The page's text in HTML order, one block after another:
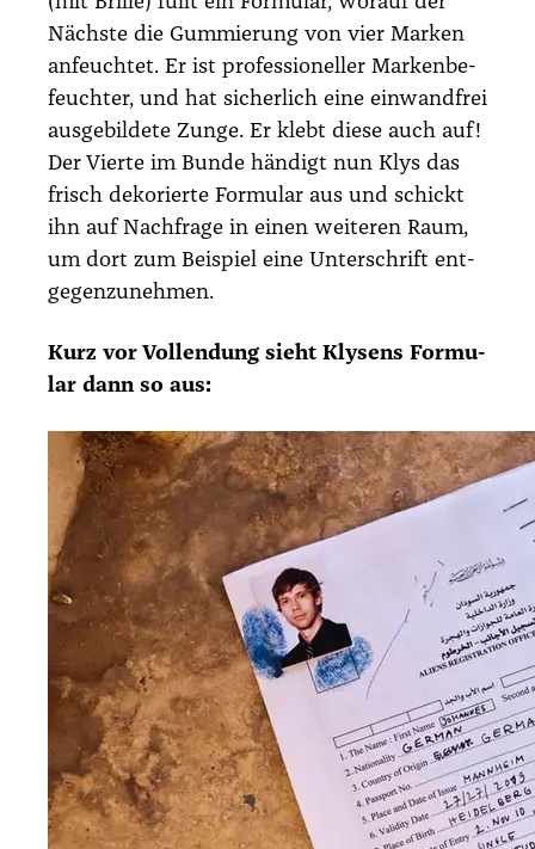
Nächs­te die Gum­mie­rung von vier Mar­ken
anfeuch­tet. Er ist pro­fes­sio­nel­ler Mar­ken­be­
feuch­ter, und hat sicher­lich eine ein­wand­frei
aus­ge­bil­de­te Zun­ge. Er klebt die­se auch auf!
Der Vier­te im Bun­de hän­digt nun Klys das
frisch deko­rier­te For­mu­lar aus und schickt
ihn auf Nach­fra­ge in einen wei­te­ren Raum,
um dort zum Bei­spiel eine Unter­schrift ent­
ge­gen­zu­neh­men.
Kurz vor Voll­endung sieht Kly­sens For­mu­
lar dann so aus: